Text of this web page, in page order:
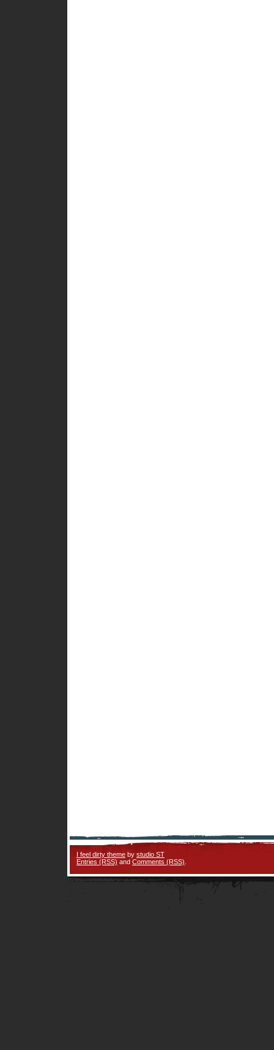
I feel dirty theme by studio ST
Entries (RSS) and Comments (RSS)